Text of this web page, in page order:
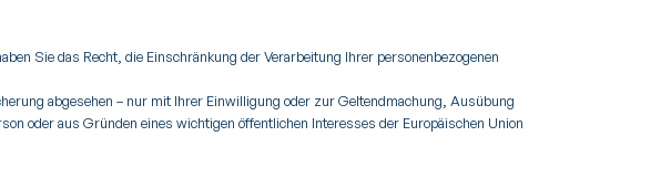
Sie das Recht, die Einschränkung der Verarbeitung Ihrer personenbezogenen
abgesehen – nur mit Ihrer Einwilligung oder zur Geltendmachung, Ausübung
oder aus Gründen eines wichtigen öffentlichen Interesses der Europäischen Union